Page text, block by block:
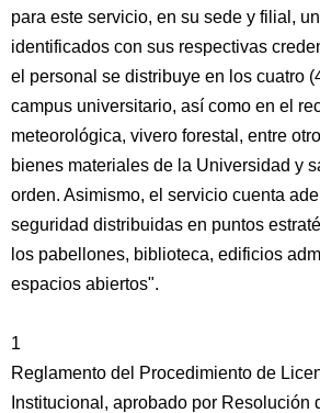
para este servicio, en su sede y filial,
identificados con sus respectivas
el personal se distribuye en los cuatro
campus universitario, así como en el
meteorológica, vivero forestal, entre
bienes materiales de la Universidad y
orden. Asimismo, el servicio cuenta
seguridad distribuidas en puntos
los pabellones, biblioteca, edificios
espacios abiertos".
1
Reglamento del Procedimiento de
Institucional, aprobado por Resolución